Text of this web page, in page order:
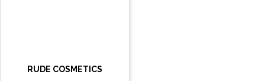
RUDE COSMETICS